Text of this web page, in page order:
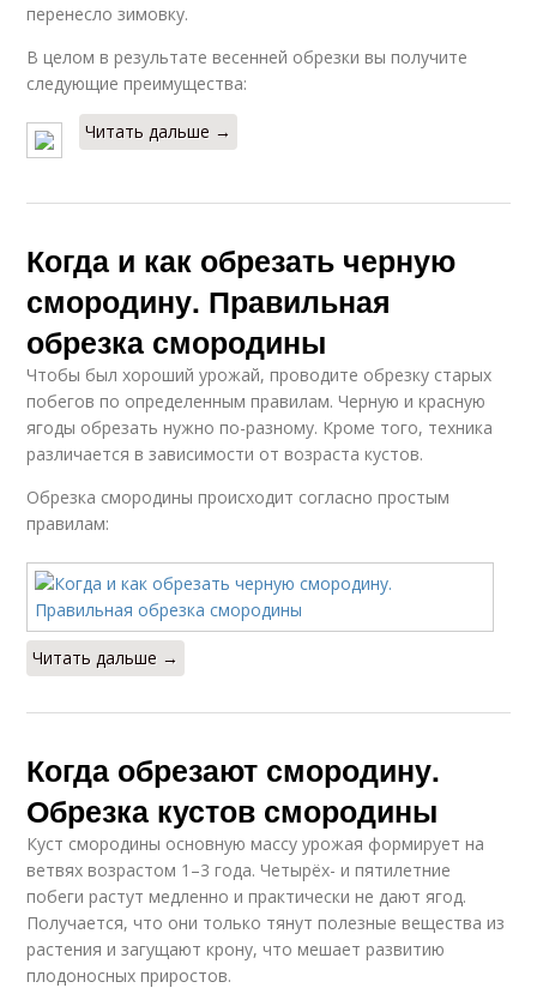
перенесло зимовку.
В целом в результате весенней обрезки вы получите
следующие преимущества:
Читать дальше →
Когда и как обрезать черную
смородину. Правильная
обрезка смородины
Чтобы был хороший урожай, проводите обрезку старых
побегов по определенным правилам. Черную и красную
ягоды обрезать нужно по-разному. Кроме того, техника
различается в зависимости от возраста кустов.
Обрезка смородины происходит согласно простым
правилам:
Читать дальше →
Когда обрезают смородину.
Обрезка кустов смородины
Куст смородины основную массу урожая формирует на
ветвях возрастом 1–3 года. Четырёх- и пятилетние
побеги растут медленно и практически не дают ягод.
Получается, что они только тянут полезные вещества из
растения и загущают крону, что мешает развитию
плодоносных приростов.